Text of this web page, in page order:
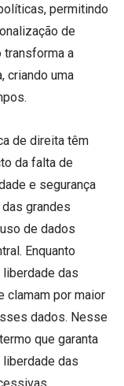
permitindo
de
transforma a
criando uma
de direita têm
da falta de
e segurança
grandes
de dados
Enquanto
das
clamam por maior
dados. Nesse
que garanta
das